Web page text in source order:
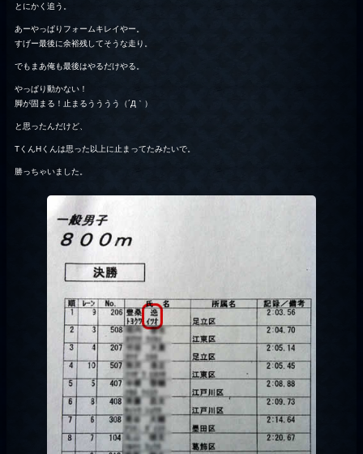
とにかく追う。
あーやっぱりフォームキレイやー。
すげー最後に余裕残してそうな走り。
でもまあ俺も最後はやるだけやる。
やっぱり動かない！
脚が固まる！止まるうううう（´Д｀）
と思ったんだけど、
TくんHくんは思った以上に止まってたみたいで。
勝っちゃいました。